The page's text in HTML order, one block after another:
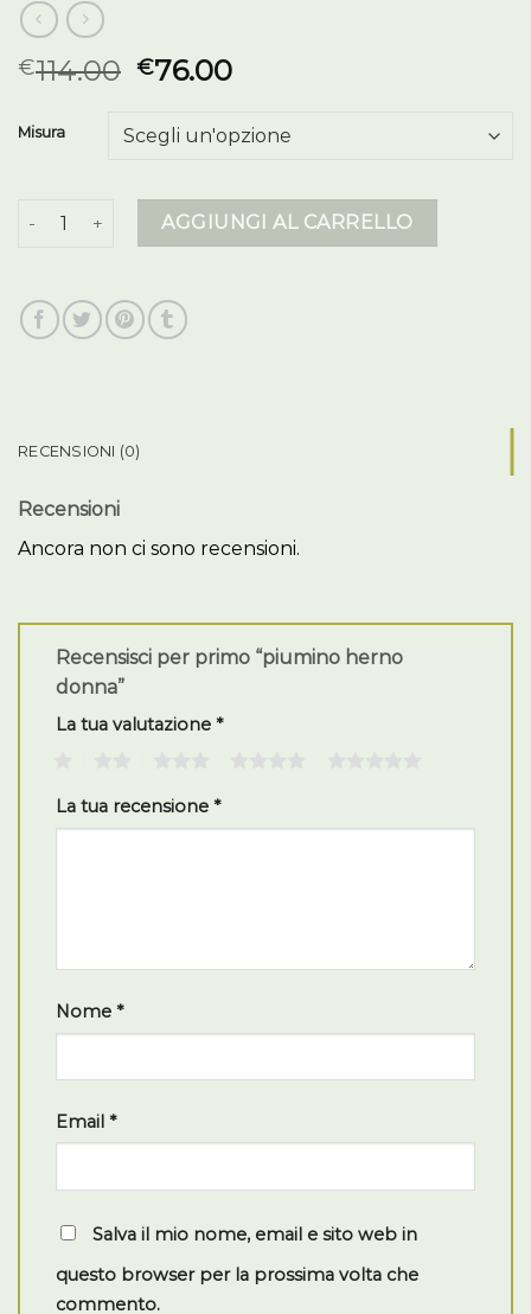
€114.00 €76.00
Misura
piumino herno donna quantitàAGGIUNGI AL CARRELLO
RECENSIONI (0)
Recensioni
Ancora non ci sono recensioni.
Recensisci per primo “piumino herno
donna”
La tua valutazione *
La tua recensione *
Nome *
Email *
Salva il mio nome, email e sito web in
questo browser per la prossima volta che
commento.